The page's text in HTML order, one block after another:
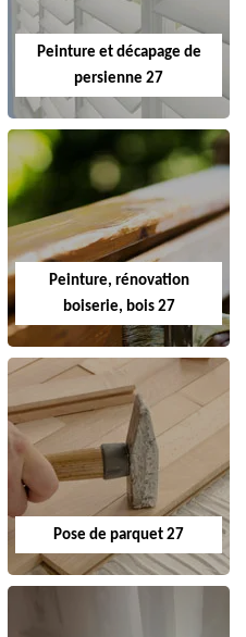
Peinture et décapage de
persienne 27
Peinture, rénovation
boiserie, bois 27
Pose de parquet 27